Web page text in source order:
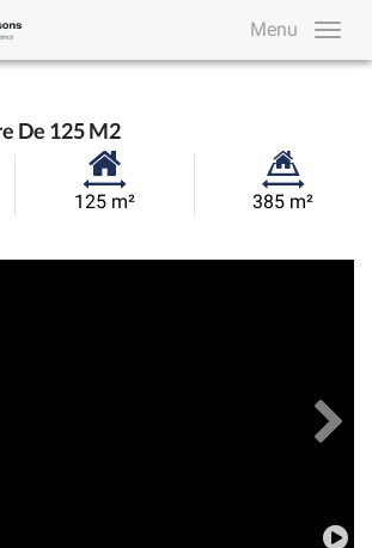
Menu
De 125 M2
Surface
125 m²
Superficie
385 m²